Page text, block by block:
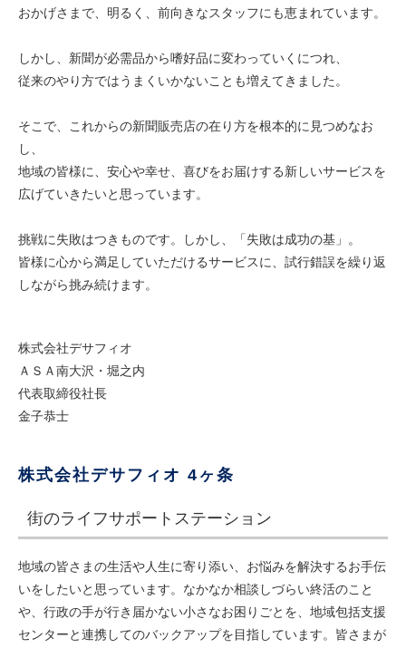
おかげさまで、明るく、前向きなスタッフにも恵まれています。
しかし、新聞が必需品から嗜好品に変わっていくにつれ、
従来のやり方ではうまくいかないことも増えてきました。
そこで、これからの新聞販売店の在り方を根本的に見つめなお
し、
地域の皆様に、安心や幸せ、喜びをお届けする新しいサービスを
広げていきたいと思っています。
挑戦に失敗はつきものです。しかし、「失敗は成功の基」。
皆様に心から満足していただけるサービスに、試行錯誤を繰り返
しながら挑み続けます。
株式会社デサフィオ
ＡＳＡ南大沢・堀之内
代表取締役社長
金子恭士
株式会社デサフィオ 4ヶ条
街のライフサポートステーション
地域の皆さまの生活や人生に寄り添い、お悩みを解決するお手伝
いをしたいと思っています。なかなか相談しづらい終活のこと
や、行政の手が行き届かない小さなお困りごとを、地域包括支援
センターと連携してのバックアップを目指しています。皆さまが